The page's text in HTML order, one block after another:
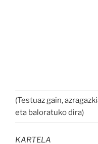
(Testuaz gain,
eta baloratuko dira)
KARTELA